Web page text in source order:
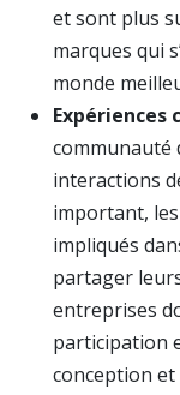
et sont plus
marques qui
monde
Expériences
communauté
interactions
important,
impliqués
partager
entreprises
participation
conception